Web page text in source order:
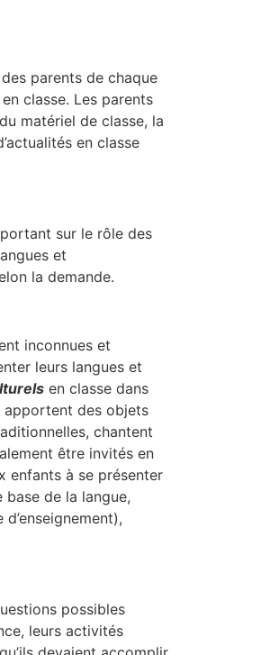
parents de chaque
classe. Les parents
matériel de classe, la
en classe
sur le rôle des
et
la demande.
inconnues et
leurs langues et
en classe dans
apportent des objets
chantent
être invités en
enfants à se présenter
de la langue,
possibles
leurs activités